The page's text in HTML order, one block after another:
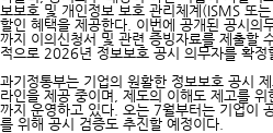
보보호 및 개인정보 보호 관리체계(ISMS 또
할인 혜택을 제공한다. 이번에 공개된 공시
까지 이의신청서 및 관련 증빙자료를 제출할
적으로 2026년 정보보호 공시 의무자를 확정
과기정통부는 기업의 원활한 정보보호 공시
라인을 제공 중이며, 제도의 이해도 제고를
까지 운영하고 있다. 오는 7월부터는 기업이
를 위해 공시 검증도 추진할 예정이다.